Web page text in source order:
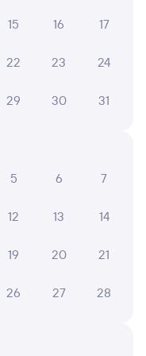
нижняя широкая,
милое отношение
15 16 17
22 23 24
29 30 31
5 6 7
12 13 14
19 20 21
26 27 28